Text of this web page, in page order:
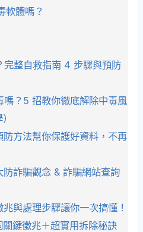
軟體嗎？
完整自救指南 4 步驟與預防
嗎？5 招教你徹底解除中毒風
方法幫你保護好資料，不再
詐騙觀念 & 詐騙網站查詢
與處理步驟讓你一次搞懂！
鍵徵兆＋超實用拆除秘訣